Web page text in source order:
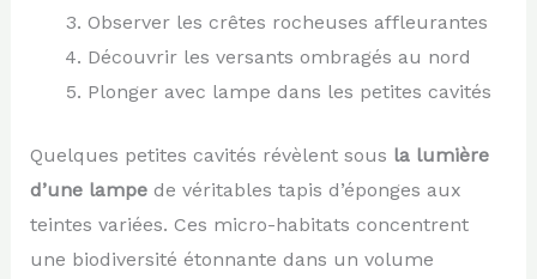
Observer les crêtes rocheuses affleurantes
Découvrir les versants ombragés au nord
Plonger avec lampe dans les petites cavités
Quelques petites cavités révèlent sous la lumière
d’une lampede véritables tapis d’éponges aux
teintes variées. Ces micro-habitats concentrent
une biodiversité étonnante dans un volume